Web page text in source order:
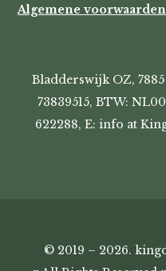
Algemene voorwaarden
Bladderswijk OZ,
73839515, BTW:
622288, E: info at
© 2019 – 2026.